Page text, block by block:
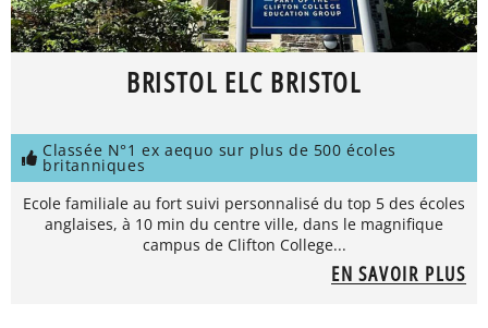
BRISTOL ELC BRISTOL
Classée N°1 ex aequo sur plus de 500 écoles
britanniques
Ecole familiale au fort suivi personnalisé du top 5 des écoles
anglaises, à 10 min du centre ville, dans le magnifique
campus de Clifton College...
EN SAVOIR PLUS